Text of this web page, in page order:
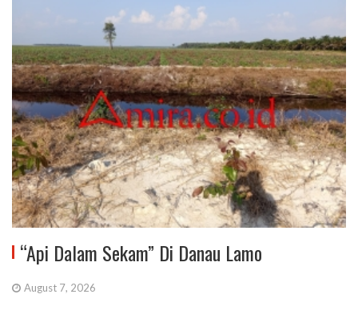
“Api Dalam Sekam” Di Danau Lamo
August 7, 2026